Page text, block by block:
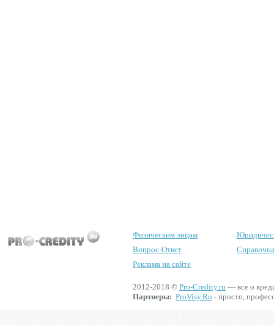
Физическим лицам
Вопрос-Ответ
Реклама на сайте
2012-2018 © Pro-Credity.ru — все о
Партнеры: ProVisy.Ru - просто,